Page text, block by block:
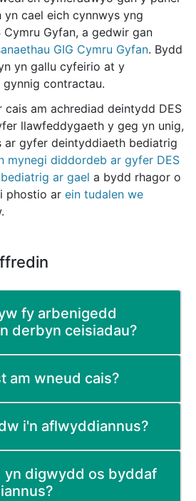
cael eich cynnwys yng
Cymru Gyfan, a gedwir gan
GIG Cymru Gyfan. Bydd
yn gallu cyfeirio at y
contractau.
cais am achrediad deintydd DES
llawfeddygaeth y geg yn unig,
ar gyfer deintyddiaeth bediatrig
mynegi diddordeb ar gyfer DES
ar gael a bydd rhagor o
phostio ar ein tudalen we
fy arbenigedd
derbyn ceisiadau?
am wneud cais?
i'n aflwyddiannus?
yn digwydd os byddaf